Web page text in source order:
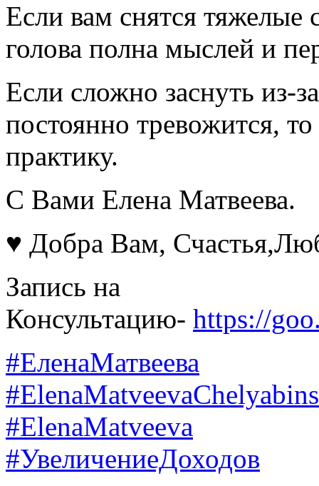
Если вам снятся
голова полна мыслей и
Если сложно заснуть из-
постоянно тревожится,
практику.
С Вами Елена Матвеева.
♥ Добра Вам,
Запись на
Консультацию- https://
#ЕленаМатвеева
#ElenaMatveeva
#УвеличениеДоходов